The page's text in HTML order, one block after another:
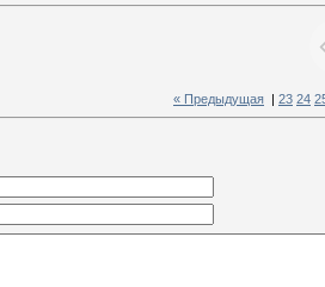
« Предыдущая 23 24